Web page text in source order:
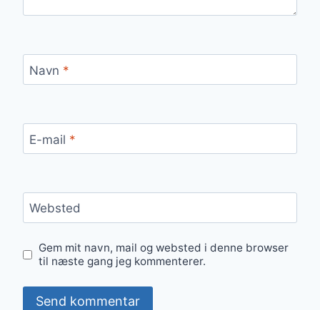
Navn *
E-mail *
Websted
Gem mit navn, mail og websted i denne browser
til næste gang jeg kommenterer.